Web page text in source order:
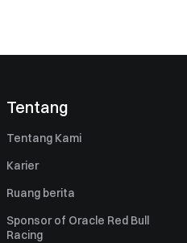
Tentang
Tentang Kami
Karier
Ruang berita
Sponsor of Oracle Red Bull
Racing